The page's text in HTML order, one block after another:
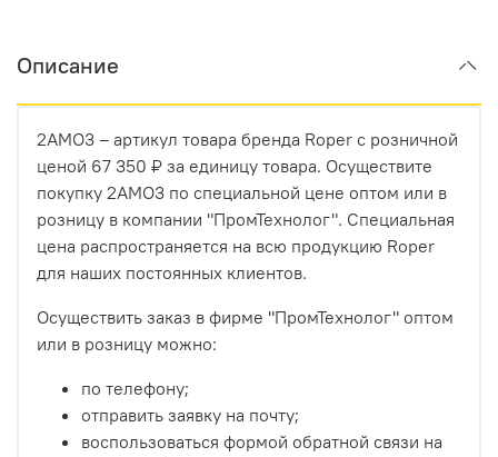
Описание
2AMO3 – артикул товара бренда Roper с розничной
ценой 67 350 ₽ за единицу товара. Осуществите
покупку 2AMO3 по специальной цене оптом или в
розницу в компании "ПромТехнолог". Специальная
цена распространяется на всю продукцию Roper
для наших постоянных клиентов.
Осуществить заказ в фирме "ПромТехнолог" оптом
или в розницу можно:
по телефону;
отправить заявку на почту;
воспользоваться формой обратной связи на